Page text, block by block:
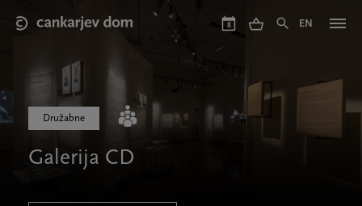
main
8 EN
Družabne
Galerija CD